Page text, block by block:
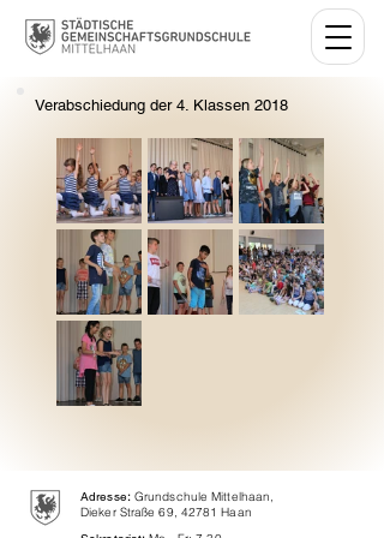
Verabschiedung der 4. Klassen 2018
Adresse: Grundschule Mittelhaan,
Dieker Straße 69, 42781 Haan